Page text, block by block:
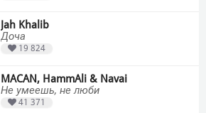
Jah Khalib
Доча
19 824
MACAN, HammAli & Navai
Не умеешь, не люби
41 371